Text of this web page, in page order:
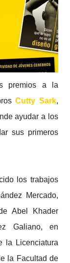
premios a la
Cutty Sark,
ayudar a los
sus primeros
los trabajos
Mercado,
Abel Khader
Galiano, en
la Licenciatura
la Facultad de